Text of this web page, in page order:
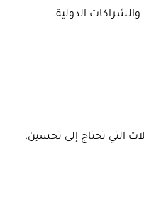
الدولية.